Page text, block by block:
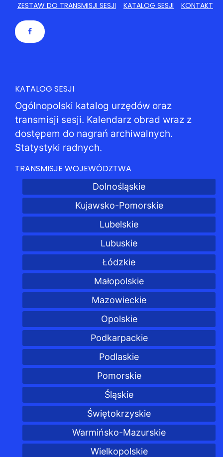
ZESTAW DO TRANSMISJI SESJI
KATALOG SESJI KONTAKT
KATALOG SESJI
Ogólnopolski katalog urzędów oraz
transmisji sesji. Kalendarz obrad wraz z
dostępem do nagrań archiwalnych.
Statystyki radnych.
TRANSMISJE WOJEWÓDZTWA
Dolnośląskie
Kujawsko-Pomorskie
Lubelskie
Lubuskie
Łódzkie
Małopolskie
Mazowieckie
Opolskie
Podkarpackie
Podlaskie
Pomorskie
Śląskie
Świętokrzyskie
Warmińsko-Mazurskie
Wielkopolskie